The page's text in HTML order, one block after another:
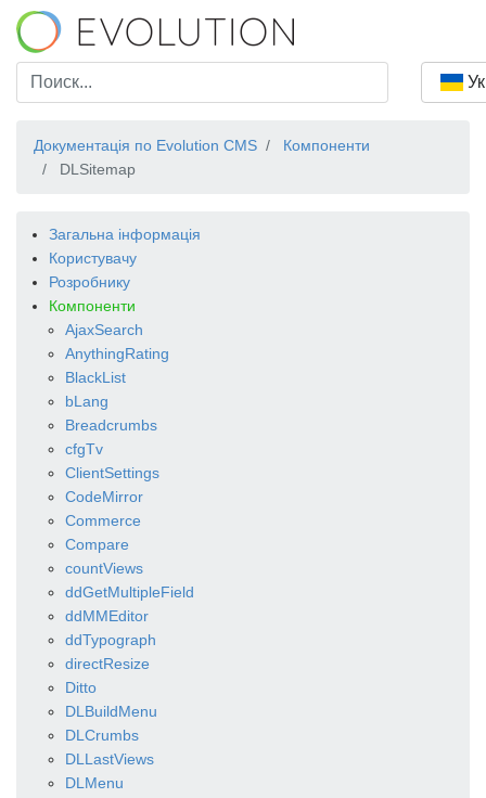
Документація по Evolution CMS
Компоненти
DLSitemap
Загальна інформація
Користувачу
Розробнику
Компоненти
AjaxSearch
AnythingRating
BlackList
bLang
Breadcrumbs
cfgTv
ClientSettings
CodeMirror
Commerce
Compare
countViews
ddGetMultipleField
ddMMEditor
ddTypograph
directResize
Ditto
DLBuildMenu
DLCrumbs
DLLastViews
DLMenu